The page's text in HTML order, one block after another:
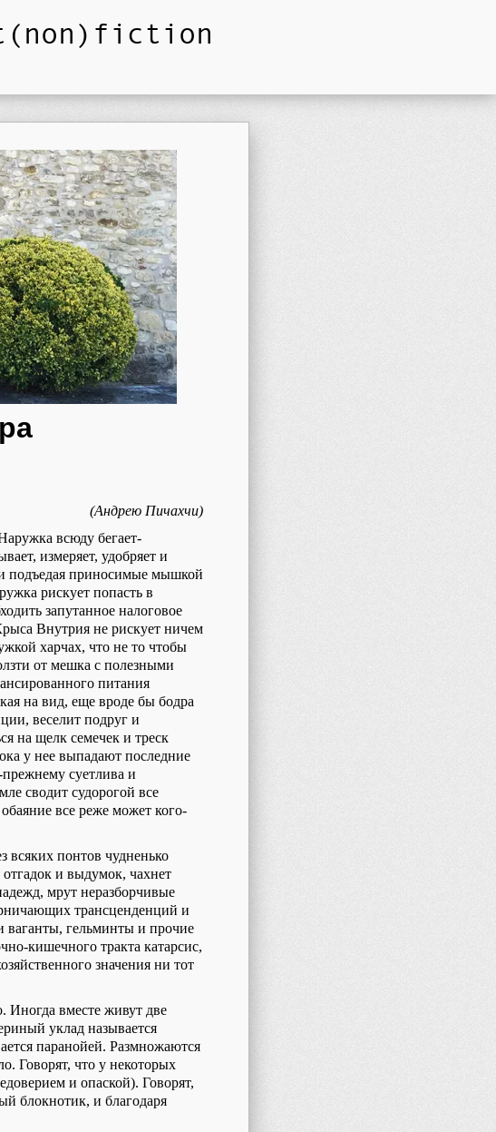
(Андрею Пичахчи)
всюду бегает-
измеряет, удобряет и
подъедая приносимые мышкой
рискует попасть в
запутанное налоговое
Внутрия не рискует ничем
харчах, что не то чтобы
от мешка с полезными
питания
на вид, еще вроде бы бодра
веселит подруг и
на щелк семечек и треск
у нее выпадают последние
суетлива и
сводит судорогой все
все реже может кого-
всяких понтов чудненько
и выдумок, чахнет
мрут неразборчивые
трансценденций и
гельминты и прочие
кишечного тракта катарсис,
значения ни тот
Иногда вместе живут две
уклад называется
паранойей. Размножаются
Говорят, что у некоторых
и опаской). Говорят,
блокнотик, и благодаря